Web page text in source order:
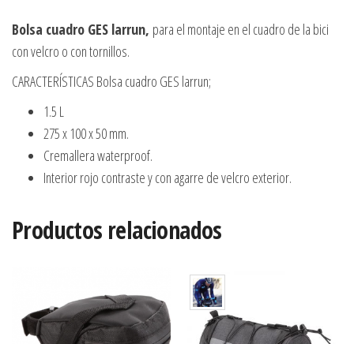
Bolsa cuadro GES larrun, para el montaje en el cuadro de la bici
con velcro o con tornillos.
CARACTERÍSTICAS Bolsa cuadro GES larrun;
1.5 L
275 x 100 x 50 mm.
Cremallera waterproof.
Interior rojo contraste y con agarre de velcro exterior.
Productos relacionados